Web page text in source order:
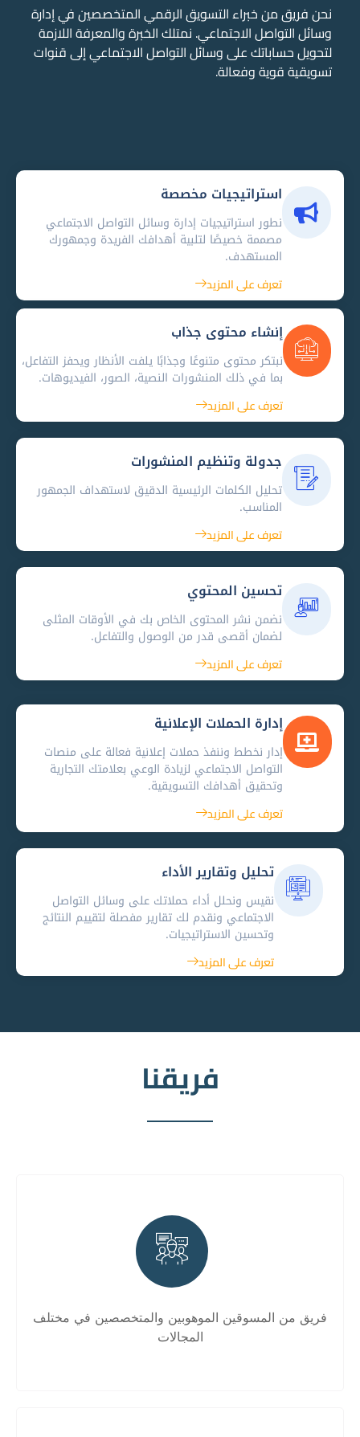
نحن فريق من خبراء التسويق الرقمي المتخصصين في إدارة
وسائل التواصل الاجتماعي. نمتلك الخبرة والمعرفة اللازمة
لتحويل حساباتك على وسائل التواصل الاجتماعي إلى قنوات
تسويقية قوية وفعالة.
استراتيجيات مخصصة
نطور استراتيجيات إدارة وسائل التواصل الاجتماعي
مصممة خصيصًا لتلبية أهدافك الفريدة وجمهورك
المستهدف.
تعرف على المزيد
إنشاء محتوى جذاب
نبتكر محتوى متنوعًا وجذابًا يلفت الأنظار ويحفز التفاعل،
بما في ذلك المنشورات النصية، الصور، الفيديوهات.
تعرف على المزيد
جدولة وتنظيم المنشورات
تحليل الكلمات الرئيسية الدقيق لاستهداف الجمهور
المناسب.
تعرف على المزيد
تحسين المحتوي
نضمن نشر المحتوى الخاص بك في الأوقات المثلى
لضمان أقصى قدر من الوصول والتفاعل.
تعرف على المزيد
إدارة الحملات الإعلانية
إدار نخطط وننفذ حملات إعلانية فعالة على منصات
التواصل الاجتماعي لزيادة الوعي بعلامتك التجارية
وتحقيق أهدافك التسويقية.
تعرف على المزيد
تحليل وتقارير الأداء
نقيس ونحلل أداء حملاتك على وسائل التواصل
الاجتماعي ونقدم لك تقارير مفصلة لتقييم النتائج
وتحسين الاستراتيجيات.
تعرف على المزيد
فريقنا
فريق من المسوقين الموهوبين والمتخصصين في مختلف
المجالات